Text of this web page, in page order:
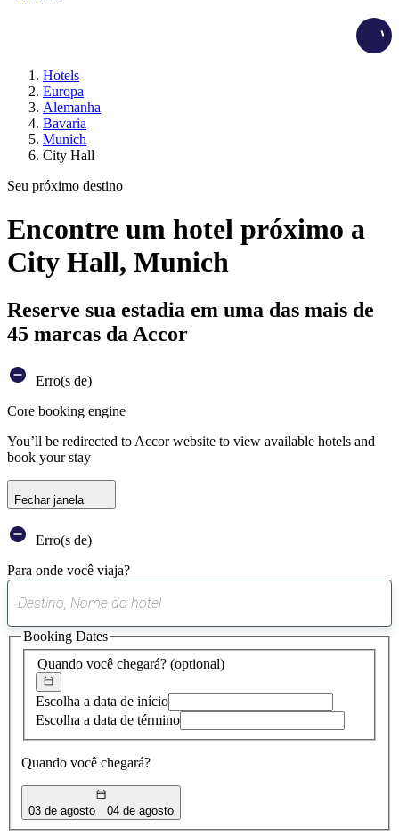
Hotels
Europa
Alemanha
Bavaria
Munich
City Hall
Seu próximo destino
Encontre um hotel próximo a
City Hall, Munich
Reserve sua estadia em uma das mais de
45 marcas da Accor
Erro(s de)
Core booking engine
You’ll be redirected to Accor website to view available hotels and
book your stay
Fechar janela
Erro(s de)
Para onde você viaja?
sugestão
encontrada
Quando você chegará? (optional)
Escolha a data de início
Escolha a data de término
Quando você chegará?
03 de agosto 04 de agosto
Booking Dates